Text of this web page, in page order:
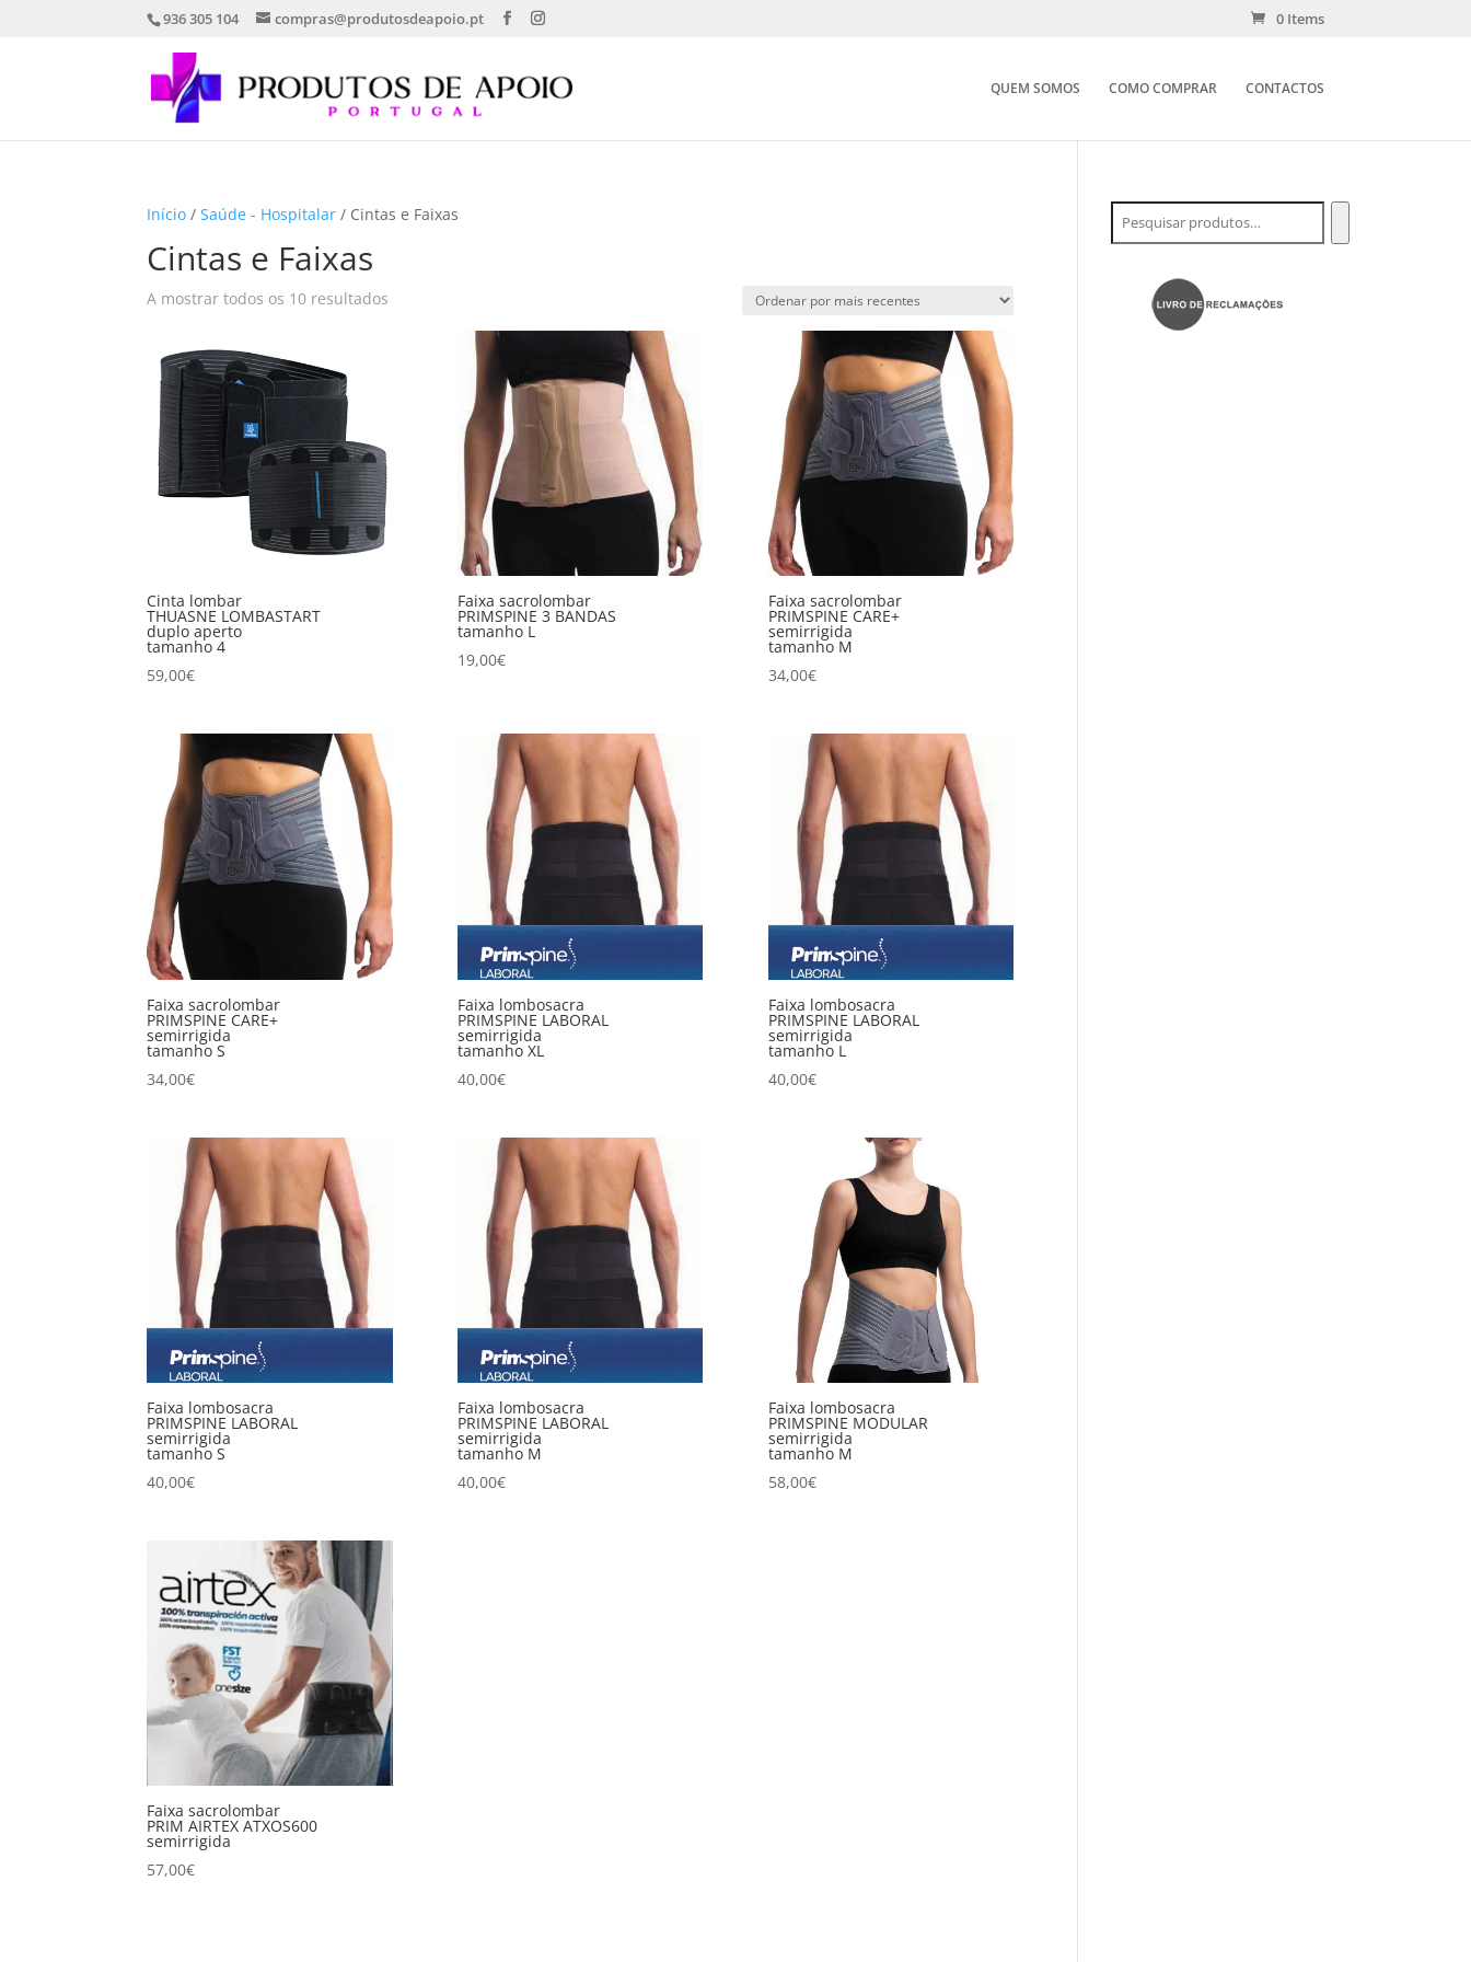
936 305 104 compras@produtosdeapoio.pt 0 Items
QUEM SOMOS COMO COMPRAR CONTACTOS
Início /Saúde - Hospitalar / Cintas e Faixas
Cintas e Faixas
A mostrar todos os 10 resultados
Cinta lombar
THUASNE LOMBASTART
duplo aperto
tamanho 4
59,00€
Faixa sacrolombar
PRIMSPINE 3 BANDAS
tamanho L
19,00€
Faixa sacrolombar
PRIMSPINE CARE+
semirrigida
tamanho M
34,00€
Faixa sacrolombar
PRIMSPINE CARE+
semirrigida
tamanho S
34,00€
Faixa lombosacra
PRIMSPINE LABORAL
semirrigida
tamanho XL
40,00€
Faixa lombosacra
PRIMSPINE LABORAL
semirrigida
tamanho L
40,00€
Faixa lombosacra
PRIMSPINE LABORAL
semirrigida
tamanho S
40,00€
Faixa lombosacra
PRIMSPINE LABORAL
semirrigida
tamanho M
40,00€
Faixa lombosacra
PRIMSPINE MODULAR
semirrigida
tamanho M
58,00€
Faixa sacrolombar
PRIM AIRTEX ATXOS600
semirrigida
57,00€